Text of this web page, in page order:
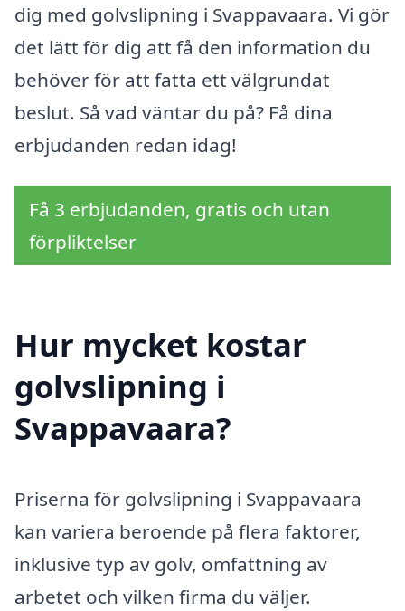
dig med golvslipning i Svappavaara. Vi gör
det lätt för dig att få den information du
behöver för att fatta ett välgrundat
beslut. Så vad väntar du på? Få dina
erbjudanden redan idag!
Få 3 erbjudanden, gratis och utan
förpliktelser
Hur mycket kostar
golvslipning i
Svappavaara?
Priserna för golvslipning i Svappavaara
kan variera beroende på flera faktorer,
inklusive typ av golv, omfattning av
arbetet och vilken firma du väljer.